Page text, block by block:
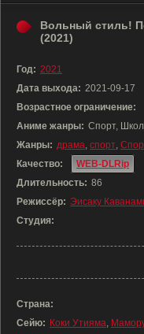
Вольный стиль!
(2021)
Год: 2021
Дата выхода: 2021-09-17
Возрастное ограничение:
Аниме жанры: Спорт,
Жанры: драма, спорт,
Качество:
WEB-DLRip
Длительность: 86
Режиссёр: Эисаку
Студия:
Страна:
Сейю: Коки Утияма,